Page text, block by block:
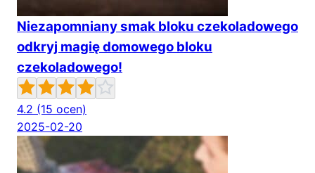
Niezapomniany smak bloku czekoladowego
odkryj magię domowego bloku
czekoladowego!
4.2 (15 ocen)
2025-02-20